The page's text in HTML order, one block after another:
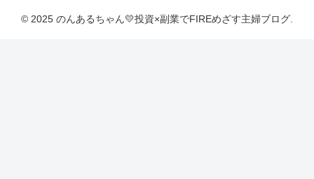
© 2025 のんあるちゃん💛投資×副業でFIREめざす主婦ブログ.